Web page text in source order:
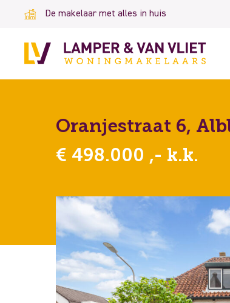
De makelaar met alles in huis
Oranjestraat 6,
€ 498.000 ,- k.k.